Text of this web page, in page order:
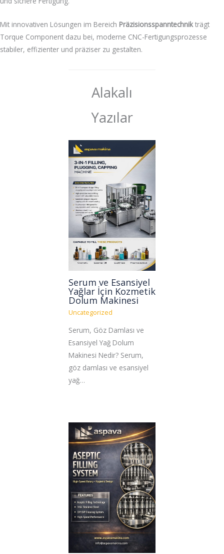
Mit innovativen Lösungen im Bereich Präzisionsspanntechnikträgt
Torque Component dazu bei, moderne CNC-Fertigungsprozesse
stabiler, effizienter und präziser zu gestalten.
Alakalı
Yazılar
Serum ve Esansiyel
Yağlar İçin Kozmetik
Dolum Makinesi
Uncategorized
Serum, Göz Damlası ve
Esansiyel Yağ Dolum
Makinesi Nedir? Serum,
göz damlası ve esansiyel
yağ…